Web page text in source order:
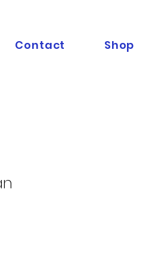
Contact Shop